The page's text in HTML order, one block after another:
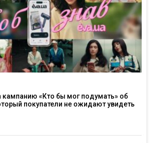
кампанию «Кто бы мог подумать» об
покупатели не ожидают увидеть